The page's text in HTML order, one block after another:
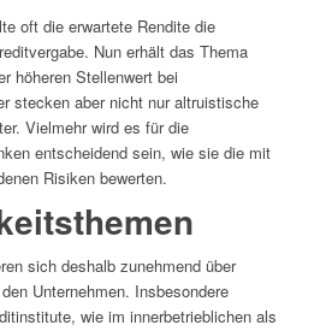
oft die erwartete Rendite die
Nun erhält das Thema
höheren Stellenwert bei
stecken aber nicht nur altruistische
Vielmehr wird es für die
entscheidend sein, wie sie die mit
Risiken bewerten.
sich deshalb zunehmend über
Unternehmen. Insbesondere
wie im innerbetrieblichen als